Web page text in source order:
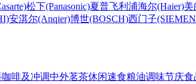
松下(Panasonic)夏普飞利浦海尔(Haier)美
安淇尔(Anqier)博世(BOSCH)西门子
咖啡及冲调中外茗茶休闲速食粮油调味节庆食